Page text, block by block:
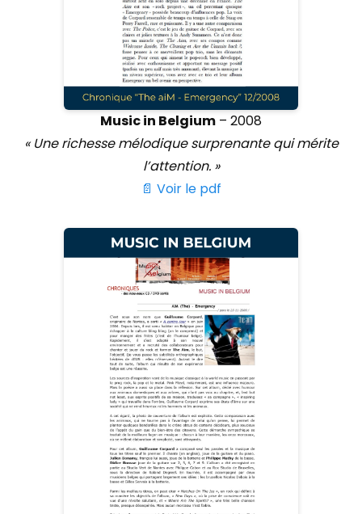
Music in Belgium – 2008
« Une richesse mélodique surprenante qui mérite
l’attention. »
📄 Voir le pdf